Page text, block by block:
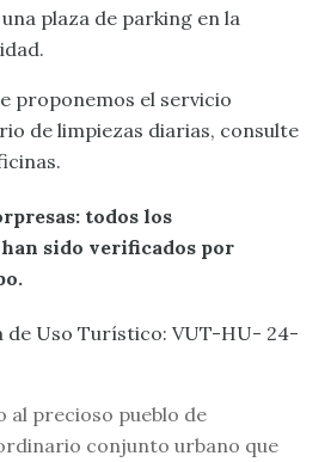
plaza de parking en la
proponemos el servicio
de limpiezas diarias, consulte
todos los
sido verificados por
de Uso Turístico: VUT-HU- 24-
al precioso pueblo de
conjunto urbano que